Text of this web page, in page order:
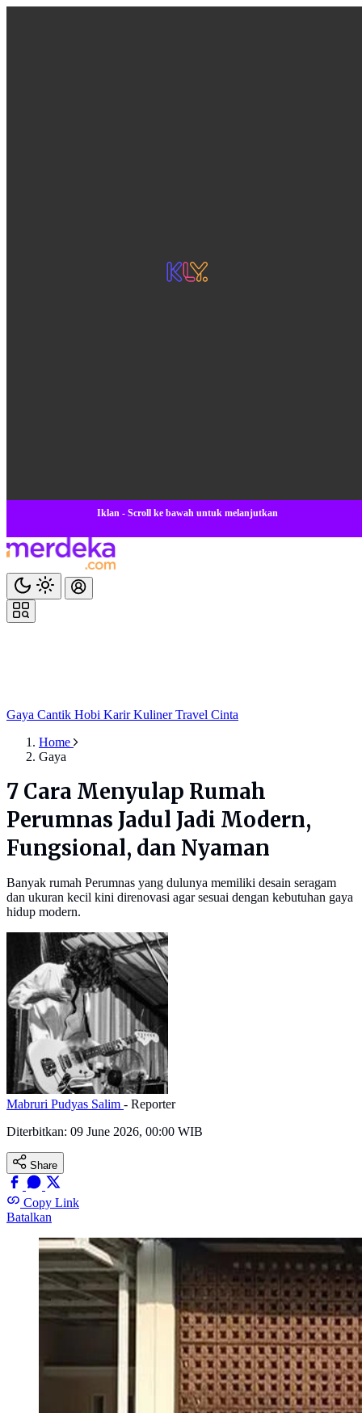
Iklan - Scroll ke bawah untuk melanjutkan
Gaya Cantik Hobi KarirKulinerTravel Cinta
Home
Gaya
7 Cara Menyulap Rumah
Perumnas Jadul Jadi Modern,
Fungsional, dan Nyaman
Banyak rumah Perumnas yang dulunya memiliki desain seragam
dan ukuran kecil kini direnovasi agar sesuai dengan kebutuhan gaya
hidup modern.
Mabruri Pudyas Salim - Reporter
Diterbitkan: 09 June 2026, 00:00 WIB
Share
Copy Link
Batalkan